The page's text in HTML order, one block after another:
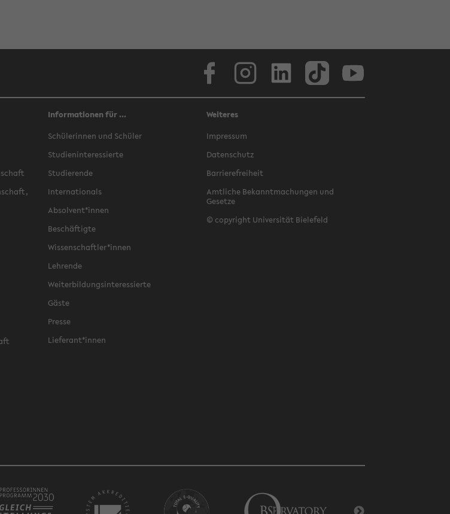
Informationen für ...
Schülerinnen und Schüler
Studieninteressierte
Studierende
Internationals
Absolvent*innen
Beschäftigte
Wissenschaftler*innen
Lehrende
Weiterbildungsinteressierte
Gäste
Presse
Lieferant*innen
Weiteres
Impressum
Datenschutz
Barrierefreiheit
Amtliche Bekanntmachungen und
Gesetze
© copyright Universität Bielefeld